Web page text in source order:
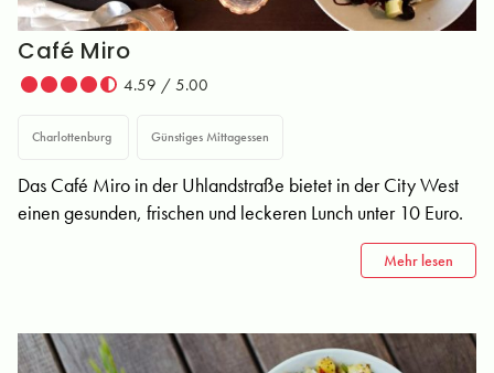
Café Miro
4.59 / 5.00
Charlottenburg Günstiges Mittagessen
Das Café Miro in der Uhlandstraße bietet in der City West
einen gesunden, frischen und leckeren Lunch unter 10 Euro.
Mehr lesen